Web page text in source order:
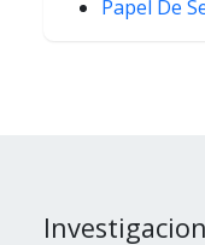
Papel De